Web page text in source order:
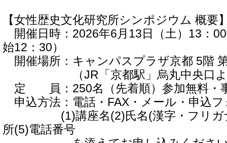
【女性歴史文化研究所シンポジウム 概要
開催日時：2026年6月13日（土）13：
始12：30）
開催場所：キャンパスプラザ京都 5階
（JR「京都駅」烏丸中央口よ
定 員：250名（先着順）参加無料・
申込方法：電話・FAX・メール・申込
(1)講座名(2)氏名(漢字・フリガナ
所(5)電話番号